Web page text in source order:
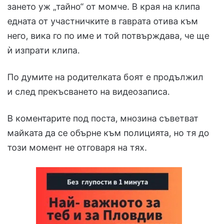
зането уж „тайно“ от момче. В края на клипа
едната от участничките в гаврата отива към
него, вика го по име и той потвърждава, че ще
ѝ изпрати клипа.
По думите на родителката боят е продължил
и след прекъсването на видеозаписа.
В коментарите под поста, мнозина съветват
майката да се обърне към полицията, но тя до
този момент не отговаря на тях.